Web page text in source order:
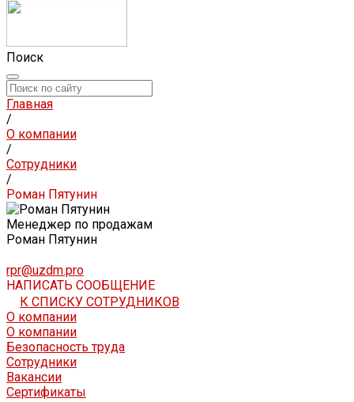
Поиск
Главная
/
О компании
/
Сотрудники
/
Роман Пятунин
Менеджер по продажам
Роман Пятунин
rpr@uzdm.pro
НАПИСАТЬ СООБЩЕНИЕ
К СПИСКУ СОТРУДНИКОВ
О компании
О компании
Безопасность труда
Сотрудники
Вакансии
Сертификаты